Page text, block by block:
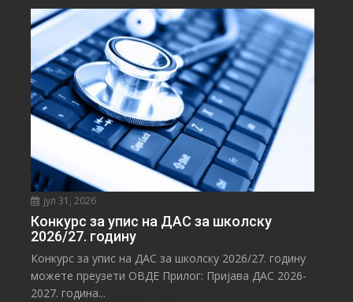
јул 31, 2026
Конкурс за упис на ДАС за школску
2026/27. годину
Конкурс за упис на ДАС за школску 2026/27. годину
можете преузети ОВДЕ Прилог: Пријава ДАС 2026-
2027. година...